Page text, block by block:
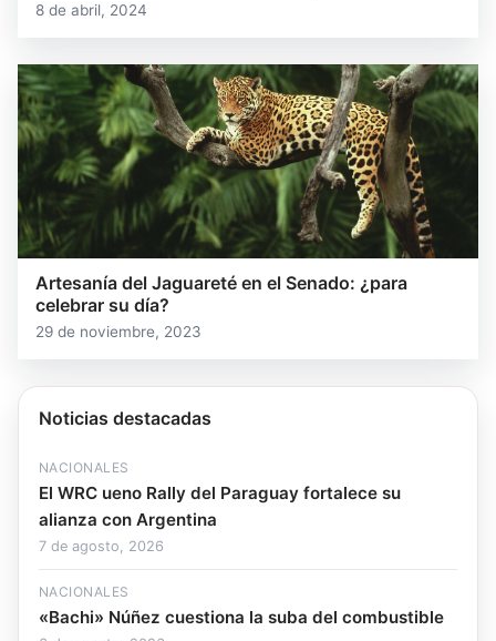
8 de abril, 2024
Artesanía del Jaguareté en el Senado: ¿para
celebrar su día?
29 de noviembre, 2023
Noticias destacadas
NACIONALES
El WRC ueno Rally del Paraguay fortalece su
alianza con Argentina
7 de agosto, 2026
NACIONALES
«Bachi» Núñez cuestiona la suba del combustible